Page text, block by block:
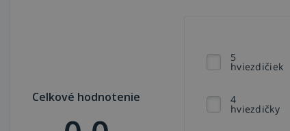
Celkové hodnotenie
5
hviezdičiek
4
hviezdičky